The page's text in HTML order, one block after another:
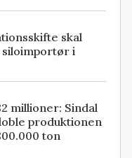
skal
i
millioner: Sindal
produktionen
ton